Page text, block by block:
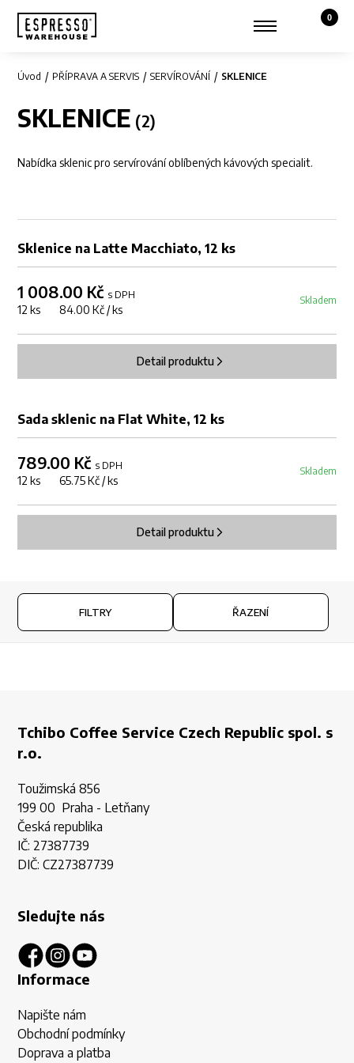
Zobrazit hledání
0
Košík,
Úvod PŘÍPRAVA A SERVIS SERVÍROVÁNÍ SKLENICE
SKLENICE
Nabídka sklenic pro servírování oblíbených kávových specialit.
Sklenice na Latte Macchiato, 12 ks
1 008.00 Kč s DPH
12 ks 84.00 Kč / ks
Skladem
Detail produktu
Sada sklenic na Flat White, 12 ks
789.00 Kč s DPH
12 ks 65.75 Kč / ks
Skladem
Detail produktu
FILTRY ŘAZENÍ
Tchibo Coffee Service Czech Republic spol. s
r.o.
Toužimská 856
199 00 Praha - Letňany
Česká republika
IČ: 27387739
DIČ: CZ27387739
Sledujte nás
Informace
Napište nám
Obchodní podmínky
Doprava a platba